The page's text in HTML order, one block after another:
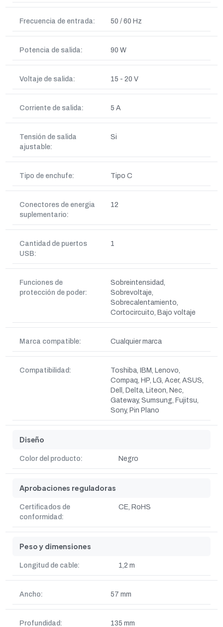
Frecuencia de entrada: 50 / 60 Hz
Potencia de salida: 90 W
Voltaje de salida: 15 - 20 V
Corriente de salida: 5 A
Tensión de salida
ajustable:
Si
Tipo de enchufe: Tipo C
Conectores de energia
suplementario:
12
Cantidad de puertos
USB:
1
Funciones de
protección de poder:
Sobreintensidad,
Sobrevoltaje,
Sobrecalentamiento,
Cortocircuito, Bajo voltaje
Marca compatible: Cualquier marca
Compatibilidad:
Toshiba, IBM, Lenovo,
Compaq, HP, LG, Acer, ASUS,
Dell, Delta, Liteon, Nec,
Gateway, Sumsung, Fujitsu,
Sony, Pin Plano
Diseño
Color del producto: Negro
Aprobaciones reguladoras
Certificados de
conformidad:
CE, RoHS
Peso y dimensiones
Longitud de cable: 1,2 m
Ancho: 57 mm
Profundidad: 135 mm